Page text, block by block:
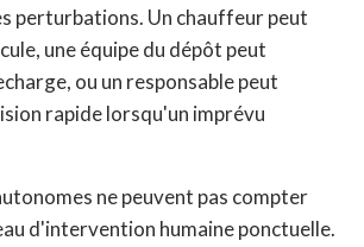
perturbations. Un chauffeur peut
une équipe du dépôt peut
ou un responsable peut
rapide lorsqu'un imprévu
ne peuvent pas compter
d'intervention humaine ponctuelle.